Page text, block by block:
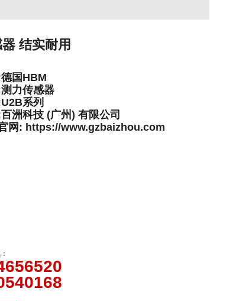
结实耐用
国HBM
力传感器
系列
洲科技 (广州) 有限公司
网: https://www.gzbaizhou.com